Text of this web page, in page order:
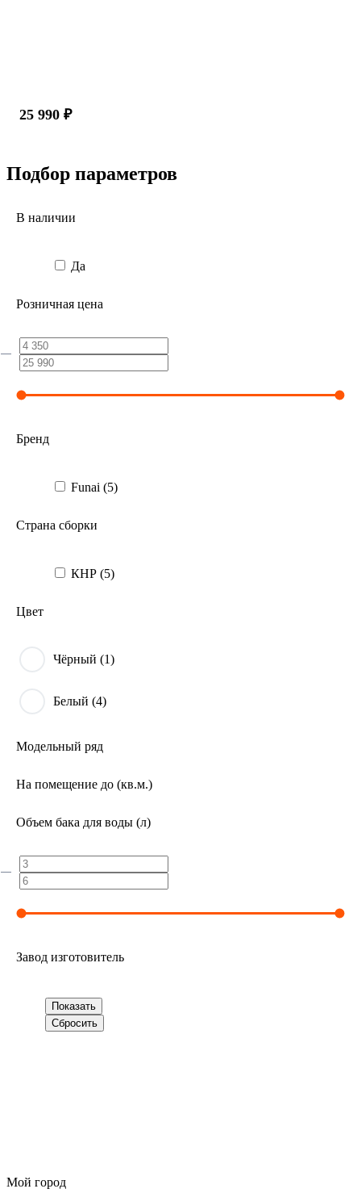
25 990 ₽
Подбор параметров
В наличии
Да
Розничная цена
Бренд
Funai (5)
Страна сборки
КНР (5)
Цвет
Чёрный (1)
Белый (4)
Модельный ряд
На помещение до (кв.м.)
Объем бака для воды (л)
Завод изготовитель
Мой город